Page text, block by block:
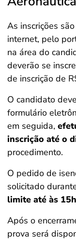
As inscrições
internet, pelo
na área do
deverão se
de inscrição de
O candidato
formulário
em seguida,
inscrição até o
procedimento.
O pedido de
solicitado
limite até às
Após o
prova será